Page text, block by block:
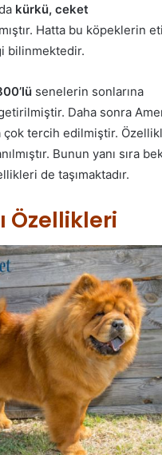
kürkü, ceket
Hatta bu köpeklerin
bilinmektedir.
senelerin sonlarına
Daha sonra
tercih edilmiştir.
Bunun yanı sıra
de taşımaktadır.
Özellikleri